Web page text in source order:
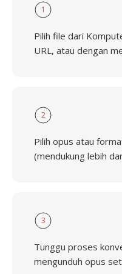
1
Pilih file dari
URL, atau dengan
2
Pilih opus atau
(mendukung lebih
3
Tunggu proses
mengunduh opus